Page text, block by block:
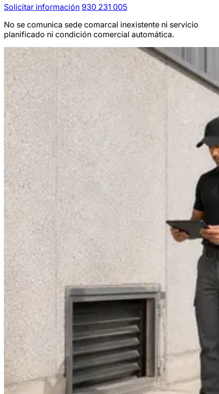
Solicitar información 930 231 005
No se comunica sede comarcal inexistente ni servicio
planificado ni condición comercial automática.